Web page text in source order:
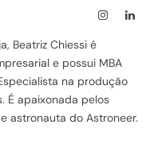
Instagram
Beatriz Chiessi é
e possui MBA
na produção
É apaixonada pelos
astronauta do Astroneer.